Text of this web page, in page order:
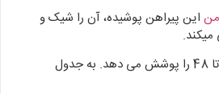
این پیراهن پوشیده، آن را شیک و
میکند.
این محصول از سایز 38 تا 48 را پوشش می دهد. به جدول